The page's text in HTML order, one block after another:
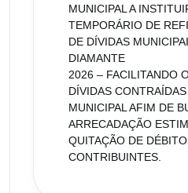
MUNICIPAL A
TEMPORÁRIO DE
DE DÍVIDAS
DIAMANTE
2026 – FACILITANDO
DÍVIDAS
MUNICIPAL AFIM DE
ARRECADAÇÃO
QUITAÇÃO DE
CONTRIBUINTES.